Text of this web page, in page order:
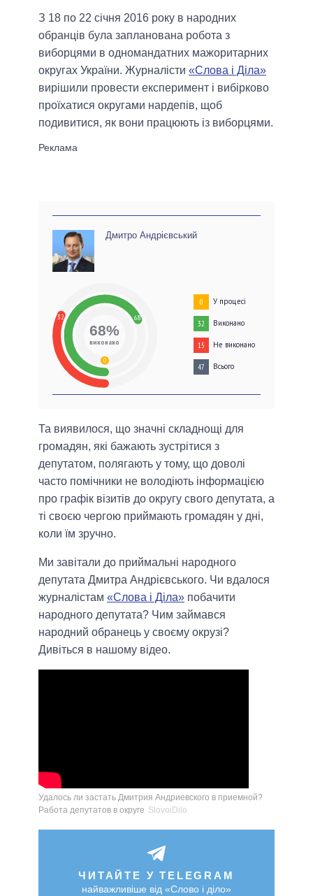
З 18 по 22 січня 2016 року в народних
обранців була запланована робота з
виборцями в одномандатних мажоритарних
округах України. Журналісти «Слова і Діла»
вирішили провести експеримент і вибірково
проїхатися округами нардепів, щоб
подивитися, як вони працюють із виборцями.
Дмитро Андрієвський
32 68
0
68%
виконано
0 У процесі
32 Виконано
15 Не виконано
47 Всього
Та виявилося, що значні складнощі для
громадян, які бажають зустрітися з
депутатом, полягають у тому, що доволі
часто помічники не володіють інформацією
про графік візитів до округу свого депутата, а
ті своєю чергою приймають громадян у дні,
коли їм зручно.
Ми завітали до приймальні народного
депутата Дмитра Андрієвського. Чи вдалося
журналістам «Слова і Діла» побачити
народного депутата? Чим займався
народний обранець у своєму окрузі?
Дивіться в нашому відео.
Удалось ли застать Дмитрия Андриевского в приемной?
Работа депутатов в округе SlovoiDilo
ЧИТАЙТЕ У TELEGRAM
найважливіше від «Слово і діло»